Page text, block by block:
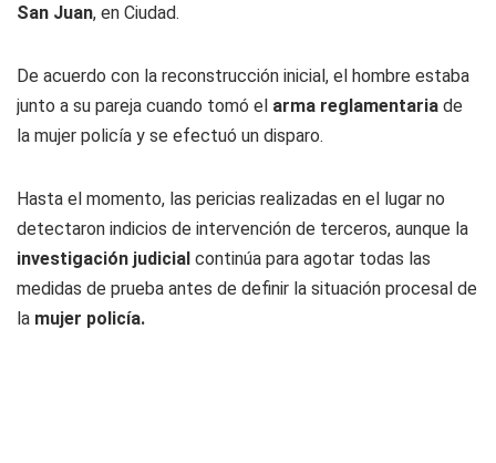
San Juan, en Ciudad.
De acuerdo con la reconstrucción inicial, el hombre estaba
junto a su pareja cuando tomó el arma reglamentaria de
la mujer policía y se efectuó un disparo.
Hasta el momento, las pericias realizadas en el lugar no
detectaron indicios de intervención de terceros, aunque la
investigación judicial continúa para agotar todas las
medidas de prueba antes de definir la situación procesal de
la mujer policía.